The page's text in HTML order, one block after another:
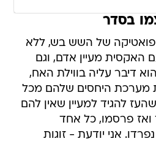
בסדר
של השש בש, ללא
מעיין אדם, וגם
דיבר עליה בווילת האח,
מערכת היחסים שלהם מכל
להגיד למעיין שאין להם
ואז פרסמו, כל אחד
אני יודעת - זוגות